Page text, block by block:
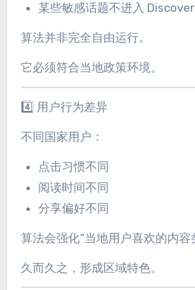
某些敏感话题不进入 Discover
算法并非完全自由运行。
它必须符合当地政策环境。
4️⃣ 用户行为差异
不同国家用户：
点击习惯不同
阅读时间不同
分享偏好不同
算法会强化“当地用户喜欢的内容
久而久之，形成区域特色。